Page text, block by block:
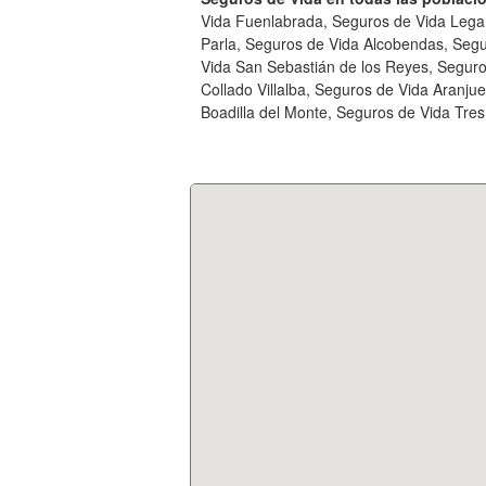
Vida Fuenlabrada, Seguros de Vida
Parla, Seguros de Vida Alcobendas,
Vida San Sebastián de los Reyes,
Collado Villalba, Seguros de Vida
Boadilla del Monte, Seguros de Vida